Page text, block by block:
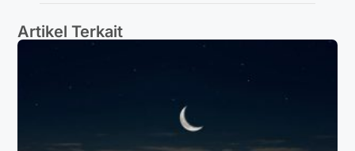
Artikel Terkait